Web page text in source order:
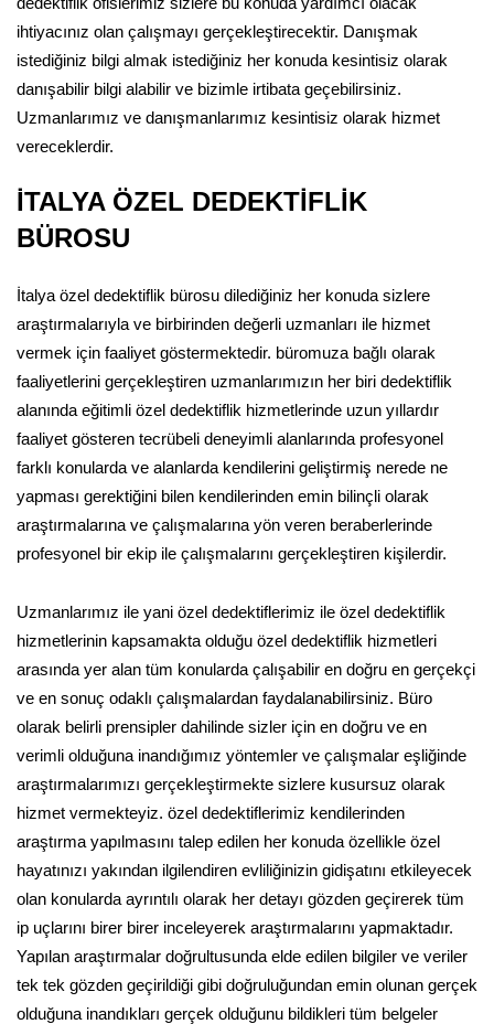
ihtiyacınız olan çalışmayı gerçekleştirecektir. Danışmak
istediğiniz bilgi almak istediğiniz her konuda kesintisiz olarak
danışabilir bilgi alabilir ve bizimle irtibata geçebilirsiniz.
Uzmanlarımız ve danışmanlarımız kesintisiz olarak hizmet
vereceklerdir.
İTALYA ÖZEL DEDEKTİFLİK
BÜROSU
İtalya özel dedektiflik bürosu dilediğiniz her konuda sizlere
araştırmalarıyla ve birbirinden değerli uzmanları ile hizmet
vermek için faaliyet göstermektedir. büromuza bağlı olarak
faaliyetlerini gerçekleştiren uzmanlarımızın her biri dedektiflik
alanında eğitimli özel dedektiflik hizmetlerinde uzun yıllardır
faaliyet gösteren tecrübeli deneyimli alanlarında profesyonel
farklı konularda ve alanlarda kendilerini geliştirmiş nerede ne
yapması gerektiğini bilen kendilerinden emin bilinçli olarak
araştırmalarına ve çalışmalarına yön veren beraberlerinde
profesyonel bir ekip ile çalışmalarını gerçekleştiren kişilerdir.
Uzmanlarımız ile yani özel dedektiflerimiz ile özel dedektiflik
hizmetlerinin kapsamakta olduğu özel dedektiflik hizmetleri
arasında yer alan tüm konularda çalışabilir en doğru en gerçekçi
ve en sonuç odaklı çalışmalardan faydalanabilirsiniz. Büro
olarak belirli prensipler dahilinde sizler için en doğru ve en
verimli olduğuna inandığımız yöntemler ve çalışmalar eşliğinde
araştırmalarımızı gerçekleştirmekte sizlere kusursuz olarak
hizmet vermekteyiz. özel dedektiflerimiz kendilerinden
araştırma yapılmasını talep edilen her konuda özellikle özel
hayatınızı yakından ilgilendiren evliliğinizin gidişatını etkileyecek
olan konularda ayrıntılı olarak her detayı gözden geçirerek tüm
ip uçlarını birer birer inceleyerek araştırmalarını yapmaktadır.
Yapılan araştırmalar doğrultusunda elde edilen bilgiler ve veriler
tek tek gözden geçirildiği gibi doğruluğundan emin olunan gerçek
olduğuna inandıkları gerçek olduğunu bildikleri tüm belgeler